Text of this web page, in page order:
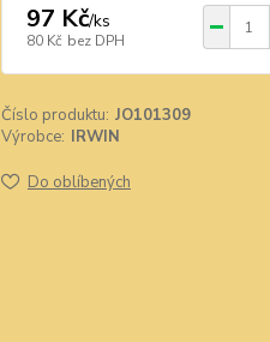
97 Kč/ks
80 Kč bez DPH
Číslo produktu: JO101309
Výrobce: IRWIN
Do oblíbených